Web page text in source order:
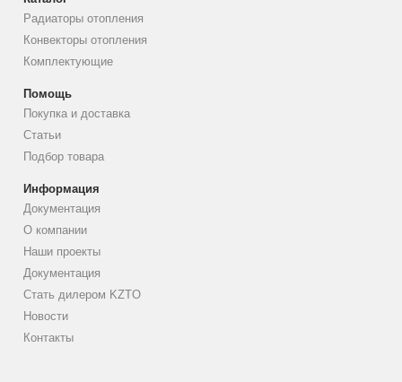
Радиаторы отопления
Конвекторы отопления
Комплектующие
Помощь
Покупка и доставка
Статьи
Подбор товара
Информация
Документация
О компании
Наши проекты
Документация
Стать дилером KZTO
Новости
Контакты